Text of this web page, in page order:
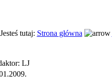
Jesteś tutaj: Strona główna
LJ